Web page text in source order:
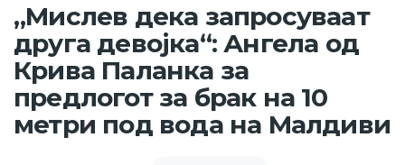
„Мислев дека запросуваат
друга девојка“: Ангела од
Крива Паланка за
предлогот за брак на 10
метри под вода на Малдиви